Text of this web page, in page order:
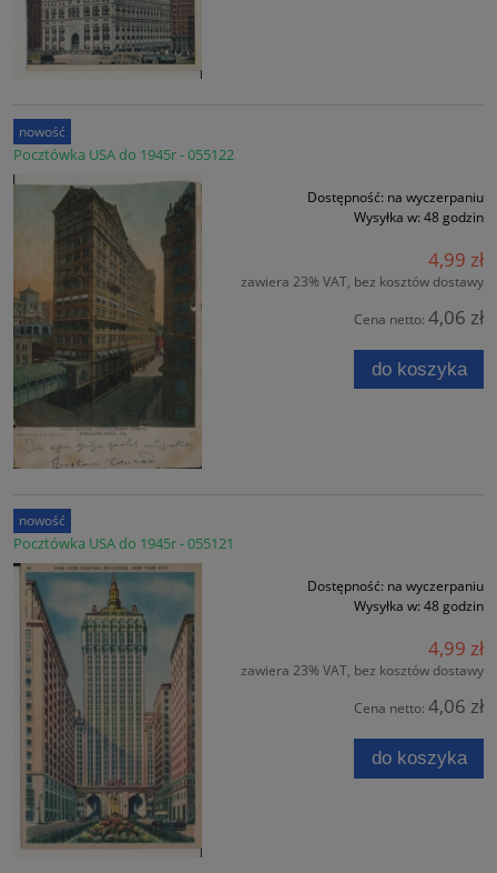
Pocztówka USA do 1945r - 055122
Dostępność: na wyczerpaniu
Wysyłka w: 48 godzin
4,99 zł
zawiera 23% VAT, bez kosztów dostawy
Cena netto: 4,06 zł
do koszyka
nowość
Pocztówka USA do 1945r - 055121
Dostępność: na wyczerpaniu
Wysyłka w: 48 godzin
4,99 zł
zawiera 23% VAT, bez kosztów dostawy
Cena netto: 4,06 zł
do koszyka
nowość